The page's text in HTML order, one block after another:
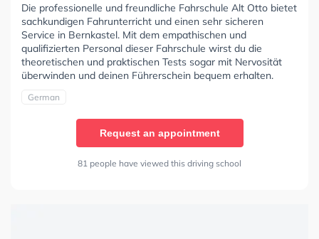
Die professionelle und freundliche Fahrschule Alt Otto bietet
sachkundigen Fahrunterricht und einen sehr sicheren
Service in Bernkastel. Mit dem empathischen und
qualifizierten Personal dieser Fahrschule wirst du die
theoretischen und praktischen Tests sogar mit Nervosität
überwinden und deinen Führerschein bequem erhalten.
German
Request an appointment
81 people have viewed this driving school